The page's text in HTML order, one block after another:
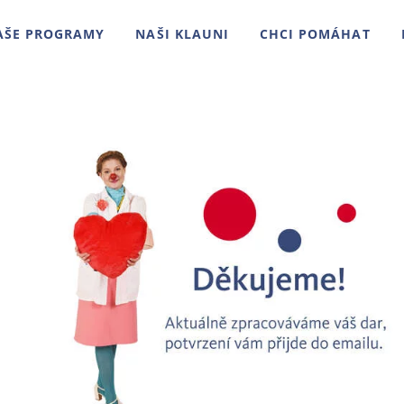
PROGRAMY NAŠI KLAUNI CHCI POMÁHAT